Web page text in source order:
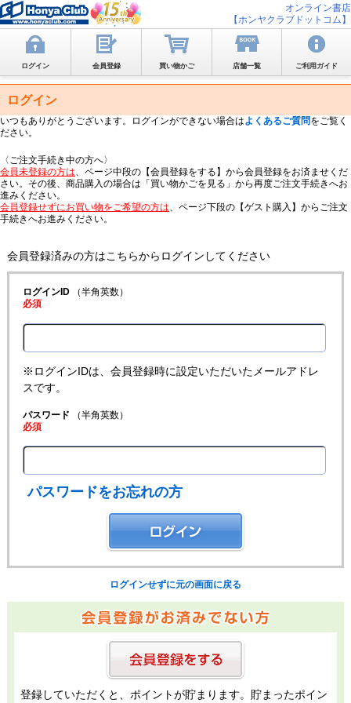
オンライン書店
【ホンヤクラブドットコム】
ログイン 会員登録 買い物かご 店舗一覧 ご利用ガイド
ログイン
いつもありがとうございます。ログインができない場合はよくあるご質問をご覧く
ださい。
〈ご注文手続き中の方へ〉
会員未登録の方は、ページ中段の【会員登録をする】から会員登録をお済ませくだ
さい。その後、商品購入の場合は「買い物かごを見る」から再度ご注文手続きへお
進みください。
会員登録せずにお買い物をご希望の方は、ページ下段の【ゲスト購入】からご注文
手続きへお進みください。
会員登録済みの方はこちらからログインしてください
ログインID（半角英数）
必須
※ログインIDは、会員登録時に設定いただいたメールアドレ
スです。
パスワード （半角英数）
必須
パスワードをお忘れの方
ログインせずに元の画面に戻る
登録していただくと、ポイントが貯まります。貯まったポイン